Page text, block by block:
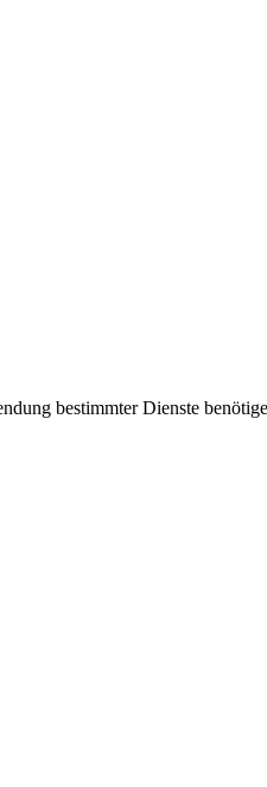
bestimmter Dienste